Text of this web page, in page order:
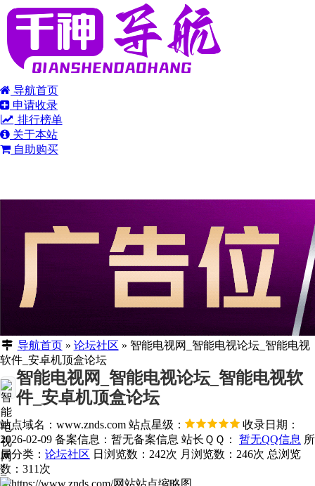
导航首页
申请收录
排行榜单
关于本站
自助购买
导航首页» 论坛社区 » 智能电视网_智能电视论坛_智能电视
软件_安卓机顶盒论坛
智能电视网_智能电视论坛_智能电视软
件_安卓机顶盒论坛
站点域名：www.znds.com 站点星级：
收录日期：
2026-02-09 备案信息： 暂无备案信息 站长ＱＱ： 暂无QQ信息 所
属分类： 论坛社区 日浏览数：242次 月浏览数：246次 总浏览
数：311次